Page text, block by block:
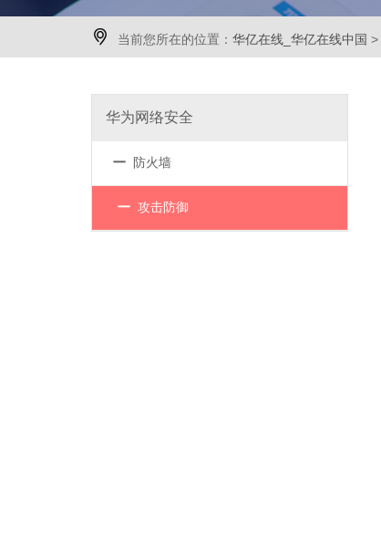
 当前您所在的位置： 华亿在线_华亿在线中国 >
华为网络安全
－ 防火墙
－ 攻击防御